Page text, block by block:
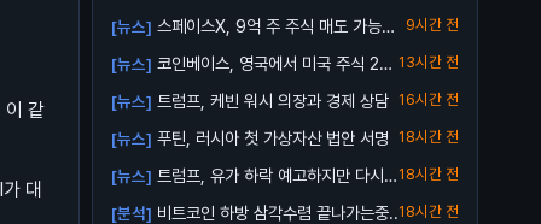
이 같
대
[뉴스] 스페이스X, 9억 주 주식 매도 가능해
9시간 전
[뉴스] 코인베이스, 영국에서 미국 주식 24/
5 거래...
13시간 전
[뉴스] 트럼프, 케빈 워시 의장과 경제 상담 16시간 전
[뉴스] 푸틴, 러시아 첫 가상자산 법안 서명 18시간 전
[뉴스] 트럼프, 유가 하락 예고하지만 다시
오를 수 ...
18시간 전
[분석] 비트코인 하방 삼각수렴 끝나가는중..18시간 전